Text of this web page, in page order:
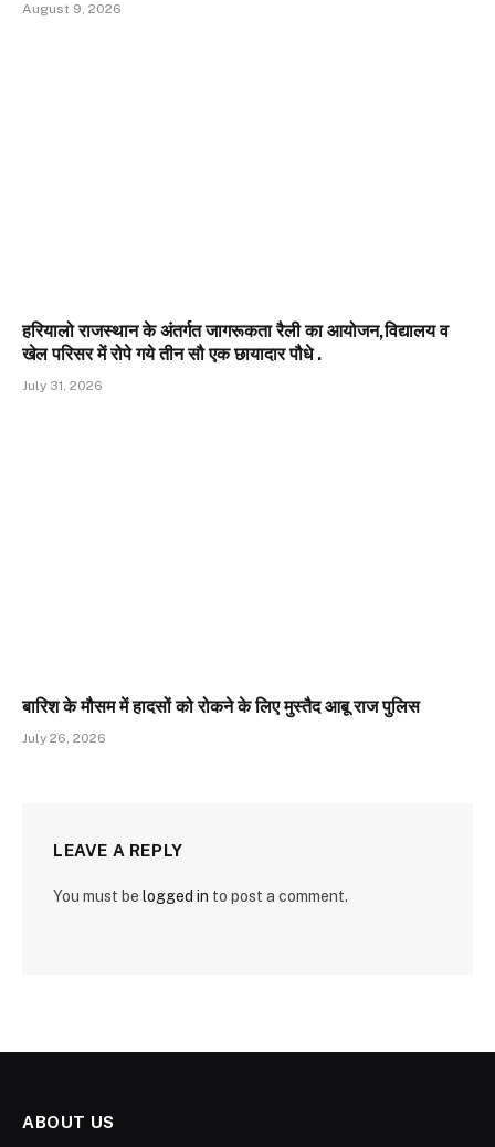
August 9, 2026
हरियालो राजस्थान के अंतर्गत जागरूकता रैली का आयोजन,विद्यालय व
खेल परिसर में रोपे गये तीन सौ एक छायादार पौधे .
July 31, 2026
बारिश के मौसम में हादसों को रोकने के लिए मुस्तैद आबू राज पुलिस
July 26, 2026
LEAVE A REPLY
You must be logged in to post a comment.
ABOUT US